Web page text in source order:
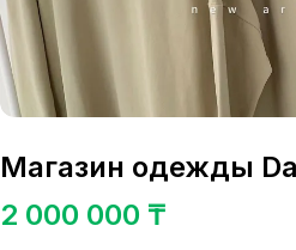
Магазин одежды
2 000 000 ₸